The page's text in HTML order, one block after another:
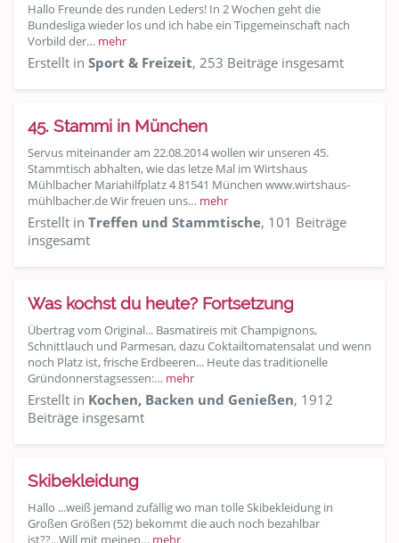
Hallo Freunde des runden Leders! In 2 Wochen geht die
Bundesliga wieder los und ich habe ein Tipgemeinschaft nach
Vorbild der… mehr
Erstellt in Sport & Freizeit, 253 Beiträge insgesamt
45. Stammi in München
Servus miteinander am 22.08.2014 wollen wir unseren 45.
Stammtisch abhalten, wie das letze Mal im Wirtshaus
Mühlbacher Mariahilfplatz 4 81541 München www.wirtshaus-
mühlbacher.de Wir freuen uns… mehr
Erstellt in Treffen und Stammtische, 101 Beiträge
insgesamt
Was kochst du heute? Fortsetzung
Übertrag vom Original... Basmatireis mit Champignons,
Schnittlauch und Parmesan, dazu Coktailtomatensalat und wenn
noch Platz ist, frische Erdbeeren... Heute das traditionelle
Gründonnerstagsessen:… mehr
Erstellt in Kochen, Backen und Genießen, 1912
Beiträge insgesamt
Skibekleidung
Hallo ...weiß jemand zufällig wo man tolle Skibekleidung in
Großen Größen (52) bekommt die auch noch bezahlbar
ist??...Will mit meinen… mehr